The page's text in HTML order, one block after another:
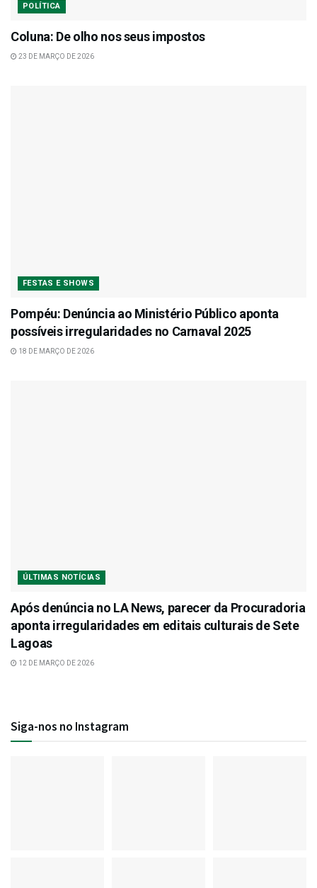
POLÍTICA
Coluna: De olho nos seus impostos
23 DE MARÇO DE 2026
FESTAS E SHOWS
Pompéu: Denúncia ao Ministério Público aponta
possíveis irregularidades no Carnaval 2025
18 DE MARÇO DE 2026
ÚLTIMAS NOTÍCIAS
Após denúncia no LA News, parecer da Procuradoria
aponta irregularidades em editais culturais de Sete
Lagoas
12 DE MARÇO DE 2026
Siga-nos no Instagram